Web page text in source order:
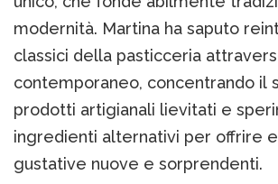
modernità. Martina ha saputo
classici della pasticceria
contemporaneo, concentrando il
prodotti artigianali lievitati e
ingredienti alternativi per offrire
gustative nuove e sorprendenti.